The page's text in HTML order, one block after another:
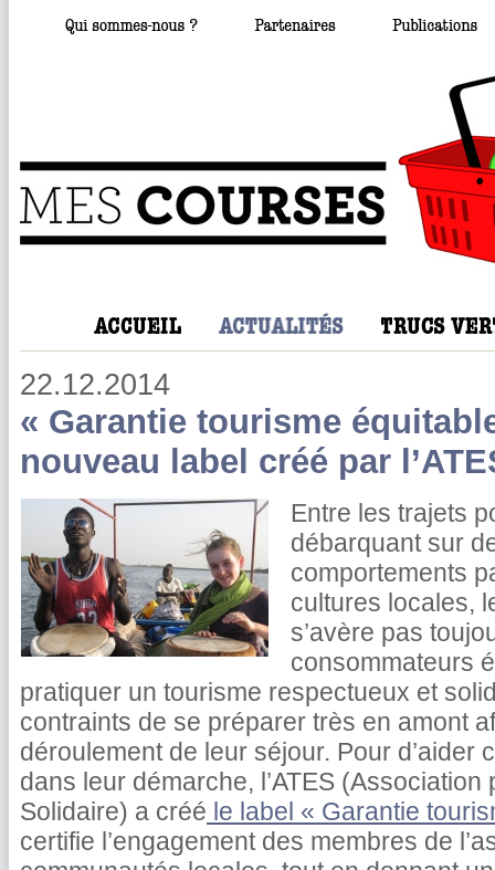
22.12.2014
« Garantie tourisme
nouveau label créé par
Entre les trajets
débarquant sur
comportements
cultures locales,
s’avère pas
consommateurs
pratiquer un tourisme respectueux et
contraints de se préparer très en amont
déroulement de leur séjour. Pour d’aider
dans leur démarche, l’ATES
Solidaire) a créé le label « Garantie
certifie l’engagement des membres de